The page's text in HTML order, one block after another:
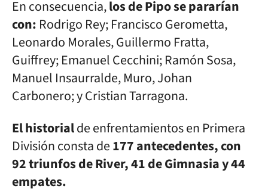
En consecuencia,los de Pipo se pararían
con: Rodrigo Rey; Francisco Gerometta,
Leonardo Morales, Guillermo Fratta,
Guiffrey; Emanuel Cecchini; Ramón Sosa,
Manuel Insaurralde, Muro, Johan
Carbonero; y Cristian Tarragona.
El historialde enfrentamientos en Primera
División consta de177 antecedentes, con
92 triunfos de River, 41 de Gimnasia y 44
empates.